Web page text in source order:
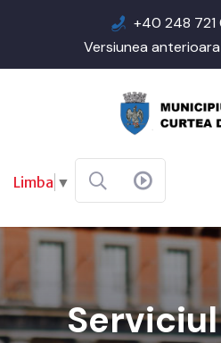
+40 248 721
Versiunea
Limba ▼